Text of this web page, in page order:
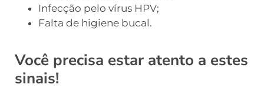
Infecção pelo vírus HPV;
Falta de higiene bucal.
Você precisa estar atento a estes
sinais!